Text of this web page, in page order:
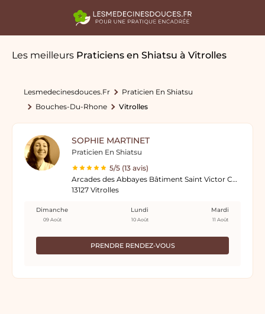
Les meilleurs Praticiens en Shiatsu à Vitrolles
Lesmedecinesdouces.fr
Praticien En Shiatsu
Bouches-Du-Rhone
Vitrolles
SOPHIE MARTINET
Praticien En Shiatsu
5/5 (13 avis)
Arcades des Abbayes Bâtiment Saint Victor Centre Paramédical au 1er étage
13127 Vitrolles
PRENDRE RENDEZ-VOUS
Dimanche
09 Août
Lundi
10 Août
Mardi
11 Août